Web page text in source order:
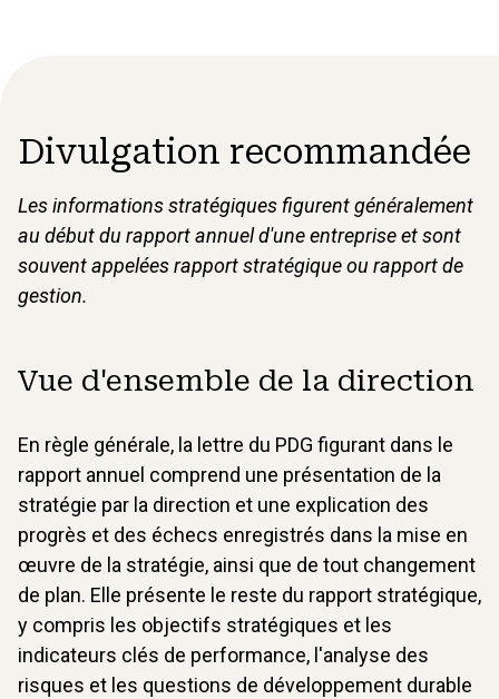
Divulgation recommandée
Les informations stratégiques figurent généralement
au début du rapport annuel d'une entreprise et sont
souvent appelées rapport stratégique ou rapport de
gestion.
Vue d'ensemble de la direction
En règle générale, la lettre du PDG figurant dans le
rapport annuel comprend une présentation de la
stratégie par la direction et une explication des
progrès et des échecs enregistrés dans la mise en
œuvre de la stratégie, ainsi que de tout changement
de plan. Elle présente le reste du rapport stratégique,
y compris les objectifs stratégiques et les
indicateurs clés de performance, l'analyse des
risques et les questions de développement durable